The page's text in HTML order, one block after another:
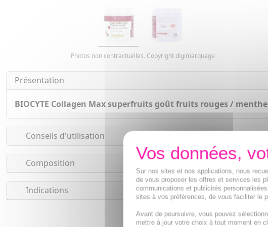
Photos non contractuelles. Copyright digimarquage
Présentation
BIOCYTE Collagen Max superfruits goût fruits rouges / menthe
Conseils d'utilisation
Composition
Indications
Sur nos sites et nos applications, nous
de vous proposer les offres et services les
communications et publicités
sites à vos préférences, de vous faciliter le
Avant de poursuivre, vous pouvez
mettre à jour votre choix à tout moment en